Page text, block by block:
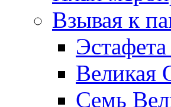
Взывая к
Великая
Семь